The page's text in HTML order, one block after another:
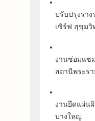
ปรับปรุงราง
เซิร์ฟ สุขุมวิ
งานซ่อมแซ
สถานีพระร
งานยึดแผ่น
บางใหญ่